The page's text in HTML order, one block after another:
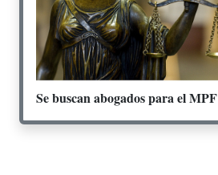
Se buscan abogados para el MPF